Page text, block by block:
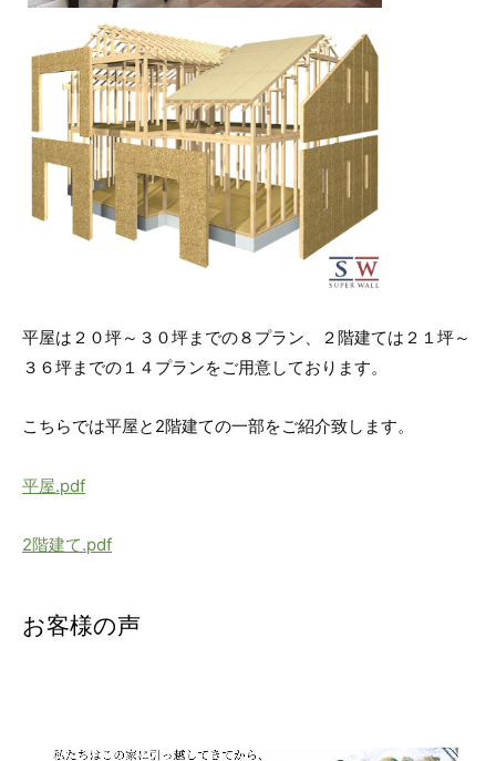
平屋は２０坪～３０坪までの８プラン、２階建ては２１坪～
３６坪までの１４プランをご用意しております。
こちらでは平屋と2階建ての一部をご紹介致します。
平屋.pdf
2階建て.pdf
お客様の声